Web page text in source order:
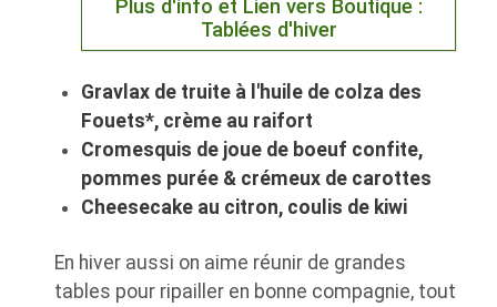
Plus d'info et Lien vers Boutique :
Tablées d'hiver
Gravlax de truite à l'huile de colza des
Fouets*, crème au raifort
Cromesquis de joue de boeuf confite,
pommes purée & crémeux de carottes
Cheesecake au citron, coulis de kiwi
En hiver aussi on aime réunir de grandes
tables pour ripailler en bonne compagnie, tout